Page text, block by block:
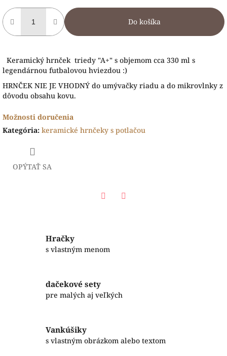
Do košíka
Keramický hrnček triedy "A+" s objemom cca 330 ml s
legendárnou futbalovou hviezdou :)
HRNČEK NIE JE VHODNÝ do umývačky riadu a do mikrovlnky z
dôvodu obsahu kovu.
Možnosti doručenia
Kategória: keramické hrnčeky s potlačou
OPÝTAŤ SA
Hračky
s vlastným menom
dačekové sety
pre malých aj veľkých
Vankúšiky
s vlastným obrázkom alebo textom